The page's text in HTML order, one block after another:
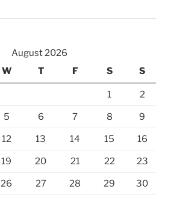
August 2026
W T F S S
1 2
5 6 7 8 9
12 13 14 15 16
19 20 21 22 23
26 27 28 29 30